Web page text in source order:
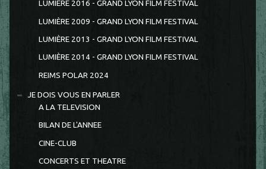
LUMIERE 2016 - GRAND LYON FILM FESTIVAL
LUMIÈRE 2009 - GRAND LYON FILM FESTIVAL
LUMIÈRE 2013 - GRAND LYON FILM FESTIVAL
LUMIÈRE 2014 - GRAND LYON FILM FESTIVAL
REIMS POLAR 2024
JE DOIS VOUS EN PARLER
A LA TELEVISION
BILAN DE L'ANNEE
CINE-CLUB
CONCERTS ET THEATRE